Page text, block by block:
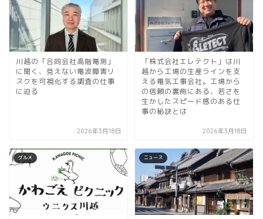
川越の「合同会社高階電測」
に聞く、見えない電波障害リ
スクを可視化する調査の仕事
に迫る
2026年3月18日
「株式会社エレテクト」は川
越から工場の生産ラインを支
える電気工事会社。工場から
の信頼の裏側にある、若さを
生かしたスピード感のある仕
事の秘訣とは
2026年3月18日
グルメ ニュース